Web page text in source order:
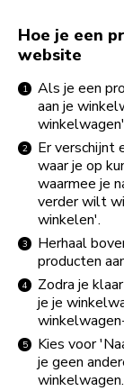
Hoe je een
website
Als je een
aan je
Er verschijnt
waar je op
waarmee je
verder wilt
winkelen'.
Herhaal
producten
Zodra je
je je
Kies voor
je geen
winkelwagen.